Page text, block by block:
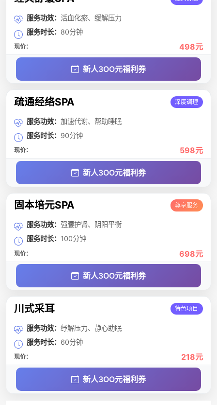
服务功效： 活血化瘀、缓解压力
服务时长： 80分钟
现价： 498元
新人3OO元福利券
疏通经络SPA 深度调理
服务功效： 加速代谢、帮助睡眠
服务时长： 90分钟
现价： 598元
新人3OO元福利券
固本培元SPA 尊享服务
服务功效： 强腰护肾、阴阳平衡
服务时长： 100分钟
现价： 698元
新人3OO元福利券
川式采耳 特色项目
服务功效： 纾解压力、静心助眠
服务时长： 60分钟
现价： 218元
新人3OO元福利券